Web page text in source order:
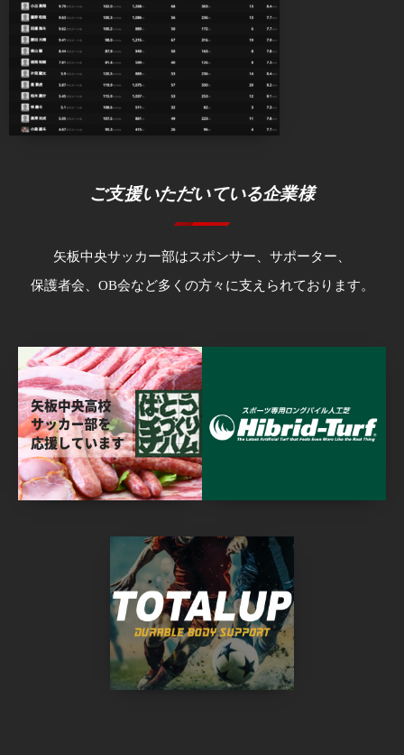
ご支援いただいている企業様
矢板中央サッカー部はスポンサー、サポーター、
保護者会、OB会など多くの方々に支えられております。